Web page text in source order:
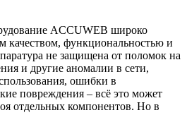
ACCUWEB широко
качеством, функциональностью и
не защищена от поломок на
и другие аномалии в сети,
ошибки в
повреждения – всё это может
отдельных компонентов. Но в